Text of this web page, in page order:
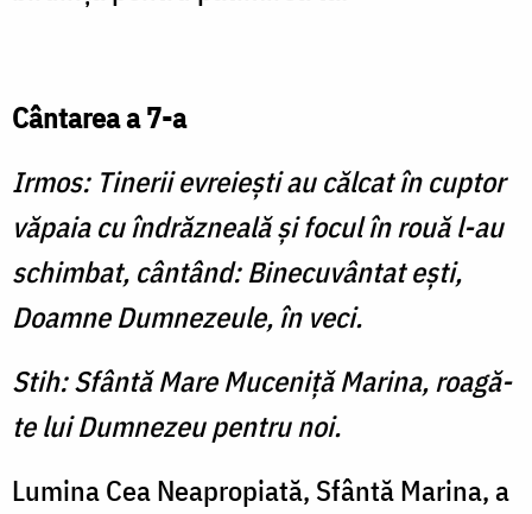
Cântarea a 7-a
Irmos: Tinerii evreieşti au călcat în cuptor
văpaia cu îndrăzneală şi focul în rouă l-au
schimbat, cântând: Binecuvântat eşti,
Doamne Dumnezeule, în veci.
Stih: Sfântă Mare Muceniţă Marina, roagă-
te lui Dumnezeu pentru noi.
Lumina Cea Neapropiată, Sfântă Marina, a